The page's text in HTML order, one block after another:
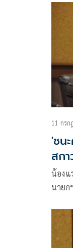
11 กร
'ชน
สก
สส.
น้องแ
นายก
แล้ว